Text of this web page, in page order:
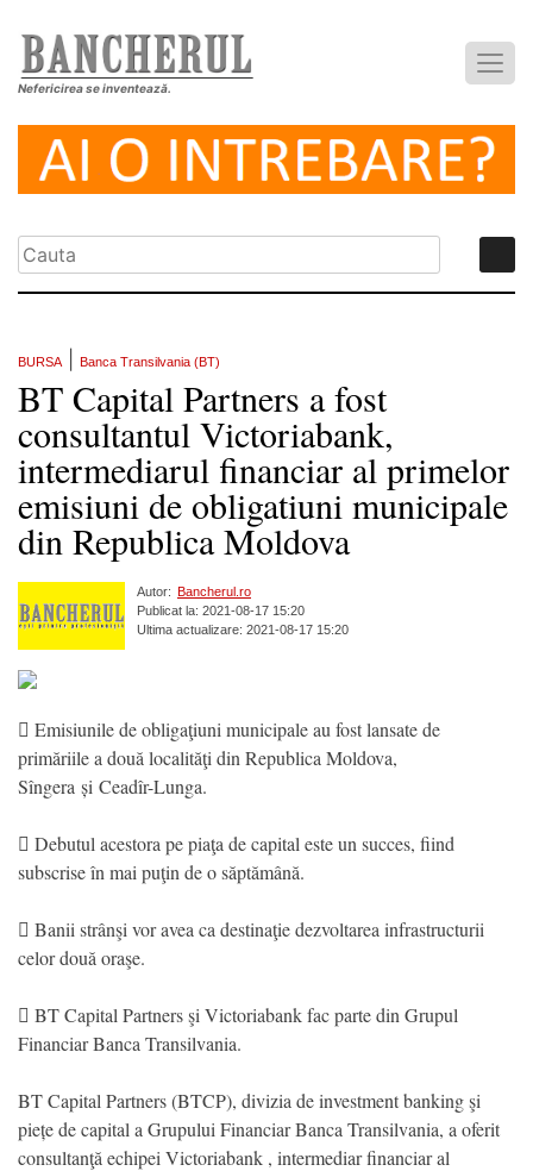
Nefericirea se inventează.
BURSA Banca Transilvania (BT)
BT Capital Partners a fost
consultantul Victoriabank,
intermediarul financiar al primelor
emisiuni de obligatiuni municipale
din Republica Moldova
Autor: Bancherul.ro
Publicat la: 2021-08-17 15:20
Ultima actualizare: 2021-08-17 15:20
 Emisiunile de obligaţiuni municipale au fost lansate de
primăriile a două localităţi din Republica Moldova,
Sîngera și Ceadîr-Lunga.
 Debutul acestora pe piaţa de capital este un succes, fiind
subscrise în mai puţin de o săptămână.
 Banii strânşi vor avea ca destinaţie dezvoltarea infrastructurii
celor două oraşe.
 BT Capital Partners şi Victoriabank fac parte din Grupul
Financiar Banca Transilvania.
BT Capital Partners (BTCP), divizia de investment banking şi
piețe de capital a Grupului Financiar Banca Transilvania, a oferit
consultanţă echipei Victoriabank , intermediar financiar al